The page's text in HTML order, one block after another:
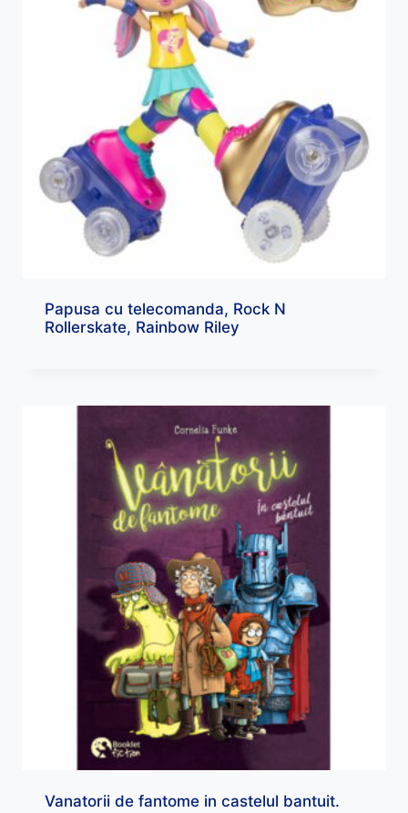
Papusa cu telecomanda, Rock N
Rollerskate, Rainbow Riley
Vanatorii de fantome in castelul bantuit.